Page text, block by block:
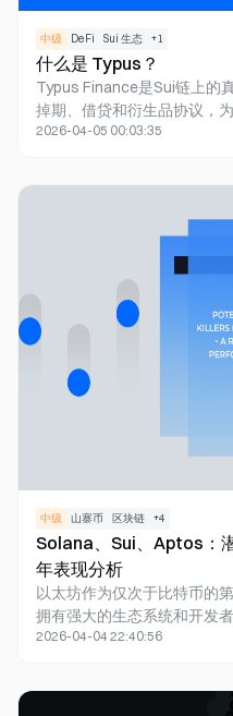
中级 DeFi Sui 生态 +1
什么是 Typus？
Typus Finance是Sui链上的
掉期、借贷和衍生品协议，
这种方法不仅可以提高流动
2026-04-05 00:03:35
中级 山寨币 区块链 +4
Solana、Sui、Aptos：
年表现分析
以太坊作为仅次于比特币的
拥有强大的生态系统和开发
理速度方面仍面临着重大挑
崭露头角。这些平台凭借高
2026-04-04 22:40:56